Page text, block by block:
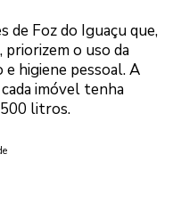
de Foz do Iguaçu que,
o uso da
higiene pessoal. A
imóvel tenha
500 litros.